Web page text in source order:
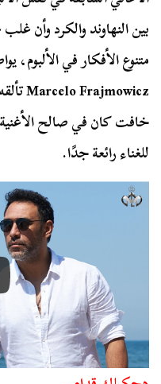
بين النهاوند والكرد وأن
متنوع الأفكار في الألبوم،
خافت كان في صالح
للغناء رائعة جدًا.